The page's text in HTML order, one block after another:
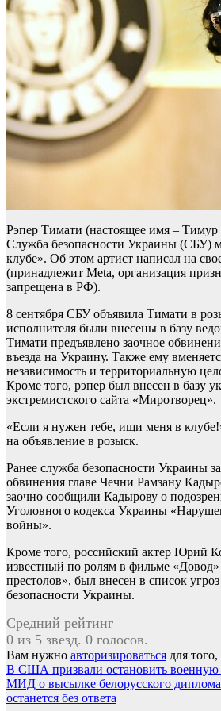
Рэпер Тимати (настоящее имя –
Служба безопасности Украины (СБУ)
клубе». Об этом артист написал на
(принадлежит Meta, организация
запрещена в РФ).
8 сентября СБУ объявила Тимати в
исполнителя были внесены в базу
Тимати предъявлено заочное
въезда на Украину. Также ему
независимость и территориальную
Кроме того, рэпер был внесен в базу
экстремистского сайта «Миротворец».
«Если я нужен тебе, ищи меня в
на объявление в розыск.
Ранее служба безопасности Украины
обвинения главе Чечни Рамзану
заочно сообщили Кадырову о
Уголовного кодекса Украины
войны».
Кроме того, российский актер Юрий
известный по ролям в фильме
престолов», был внесен в список
безопасности Украины.
Средний рейтинг
0 из 5 звезд. 0 голосов.
Вам нужно авторизироваться для
Навигация
по
В США призвали остановить
МИД о высылке белорусского
останется без ответа